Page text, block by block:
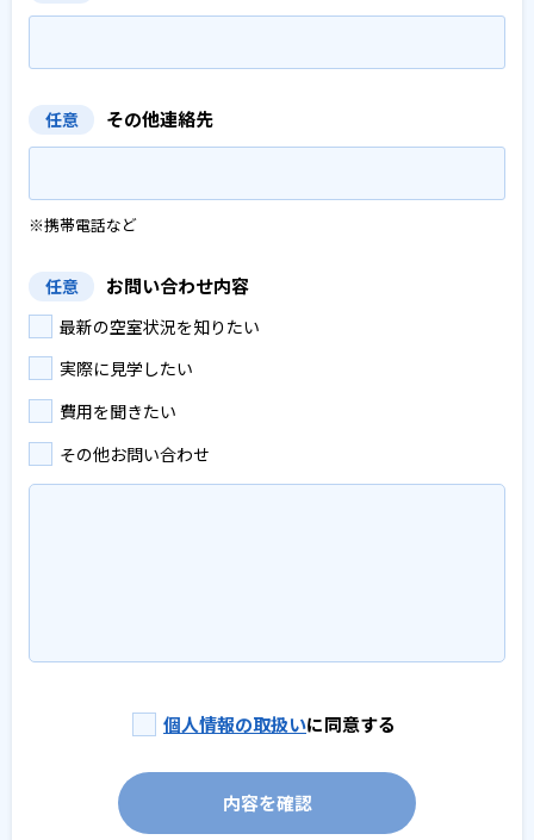
任意 その他連絡先
※携帯電話など
任意 お問い合わせ内容
最新の空室状況を知りたい
実際に見学したい
費用を聞きたい
その他お問い合わせ
個人情報の取扱いに同意する
内容を確認